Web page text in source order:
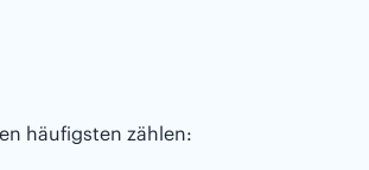
häufigsten zählen: